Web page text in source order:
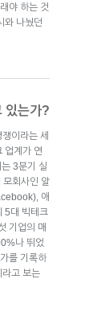
야 하는 것
와 나눴던
있는가?
이라는 세
업계가 연
3분기 실
회사인 알
애
5대 빅테크
기업의 매
나 뛰었
를 기록하
라고 보는